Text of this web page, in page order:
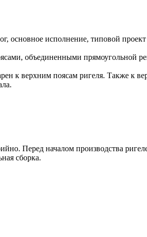
основное исполнение, типовой
объединенными прямоугольной
к верхним поясам ригеля. Также к
Перед началом производства
сборка.